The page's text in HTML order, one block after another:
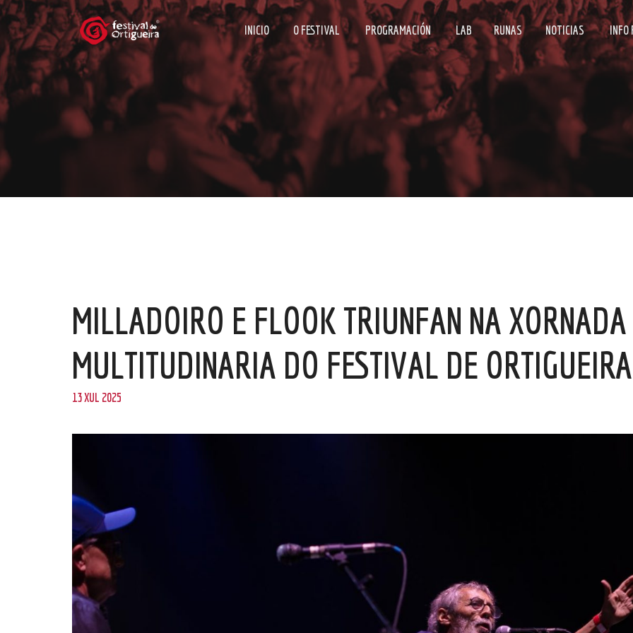
INICIO O FESTIVAL PROGRAMACIÓN LAB RUNAS NOTICIAS INFO
MILLADOIRO E FLOOK TRIUNFAN NA
MULTITUDINARIA DO FESTIVAL DE ORTIGUEIRA
13 XUL 2025